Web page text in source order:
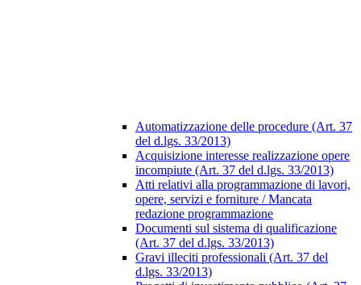
Automatizzazione delle procedure (Art. 37
del d.lgs. 33/2013)
Acquisizione interesse realizzazione opere
incompiute (Art. 37 del d.lgs. 33/2013)
Atti relativi alla programmazione di lavori,
opere, servizi e forniture / Mancata
redazione programmazione
Documenti sul sistema di qualificazione
(Art. 37 del d.lgs. 33/2013)
Gravi illeciti professionali (Art. 37 del
d.lgs. 33/2013)